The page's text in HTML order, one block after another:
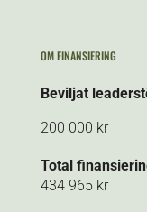
OM FINANSIERING
Beviljat
200 000 kr
Total
434 965 kr